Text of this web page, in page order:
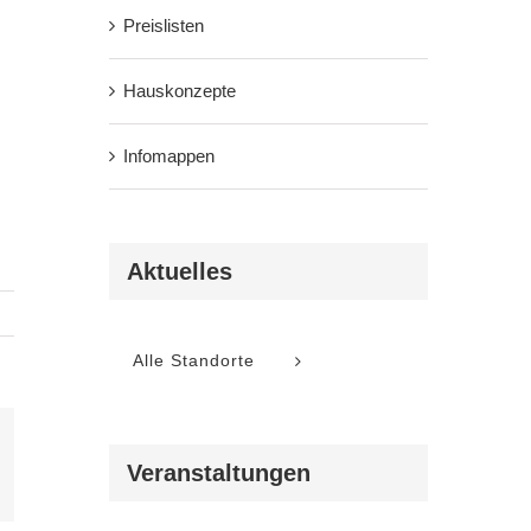
Preislisten
Hauskonzepte
Infomappen
Aktuelles
Alle Standorte
Veranstaltungen